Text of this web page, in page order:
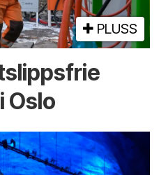
PLUSS
Oslo